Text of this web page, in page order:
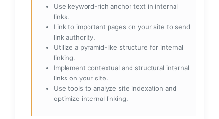
Use keyword-rich anchor text in internal
links.
Link to important pages on your site to send
link authority.
Utilize a pyramid-like structure for internal
linking.
Implement contextual and structural internal
links on your site.
Use tools to analyze site indexation and
optimize internal linking.